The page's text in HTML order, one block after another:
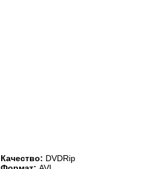
Качество: DVDRip